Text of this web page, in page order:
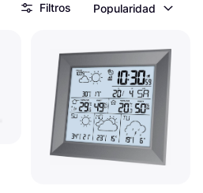
Filtros Popularidad